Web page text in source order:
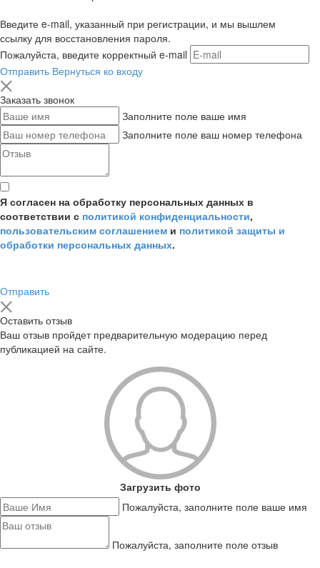
Введите e-mail, указанный при регистрации, и мы вышлем
ссылку для восстановления пароля.
Пожалуйста, введите корректный e-mail
Отправить Вернуться ко входу
Заказать звонок
Заполните поле ваше имя
Заполните поле ваш номер телефона
Я согласен на обработку персональных данных в
соответствии с политикой конфиденциальности,
пользовательским соглашением и политикой защиты и
обработки персональных данных.
Отправить
Оставить отзыв
Ваш отзыв пройдет предварительную модерацию перед
публикацией на сайте.
Загрузить фото
Пожалуйста, заполните поле ваше имя
Пожалуйста, заполните поле отзыв